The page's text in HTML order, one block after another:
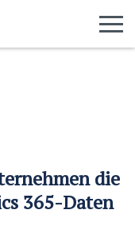
die
365-Daten